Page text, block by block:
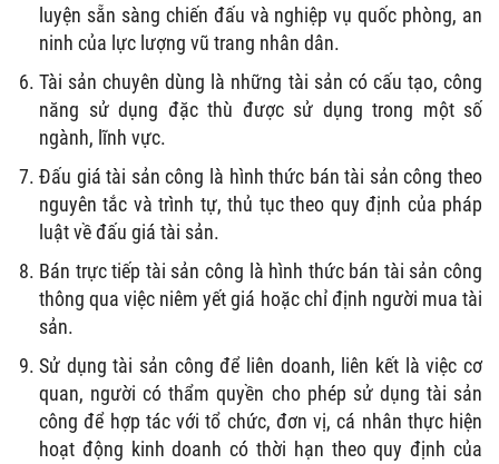
luyện sẵn sàng chiến đấu và nghiệp vụ quốc phòng, an
ninh của lực lượng vũ trang nhân dân.
Tài sản chuyên dùng là những tài sản có cấu tạo, công
năng sử dụng đặc thù được sử dụng trong một số
ngành, lĩnh vực.
Đấu giá tài sản công là hình thức bán tài sản công theo
nguyên tắc và trình tự, thủ tục theo quy định của pháp
luật về đấu giá tài sản.
Bán trực tiếp tài sản công là hình thức bán tài sản công
thông qua việc niêm yết giá hoặc chỉ định người mua tài
sản.
Sử dụng tài sản công để liên doanh, liên kết là việc cơ
quan, người có thẩm quyền cho phép sử dụng tài sản
công để hợp tác với tổ chức, đơn vị, cá nhân thực hiện
hoạt động kinh doanh có thời hạn theo quy định của